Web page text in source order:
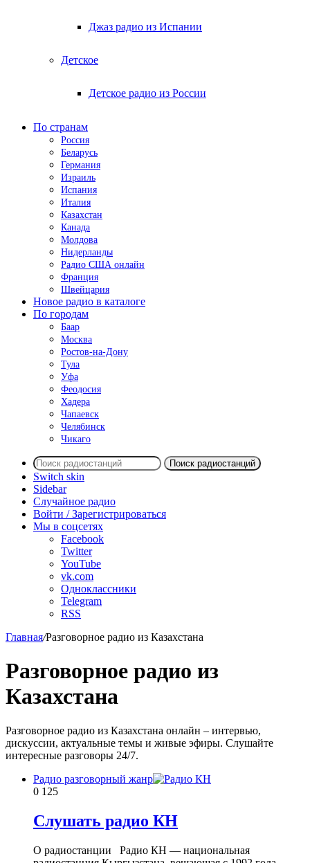
Джаз радио из Испании
Детское
Детское радио из России
По странам
Россия
Беларусь
Германия
Израиль
Испания
Италия
Казахстан
Канада
Молдова
Нидерланды
Радио США онлайн
Франция
Швейцария
Новое радио в каталоге
По городам
Баар
Москва
Ростов-на-Дону
Тула
Уфа
Феодосия
Хадера
Чапаевск
Челябинск
Чикаго
Поиск радиостанций
Switch skin
Sidebar
Случайное радио
Войти / Зарегистрироваться
Мы в соцсетях
Facebook
Twitter
YouTube
vk.com
Одноклассники
Telegram
RSS
Главная/Разговорное радио из Казахстана
Разговорное радио из
Казахстана
Разговорное радио из Казахстана онлайн – интервью,
дискуссии, актуальные темы и живые эфиры. Слушайте
интересные разговоры 24/7.
Радио разговорный жанр
0 125
Слушать радио КН
О радиостанции Радио КН — национальная